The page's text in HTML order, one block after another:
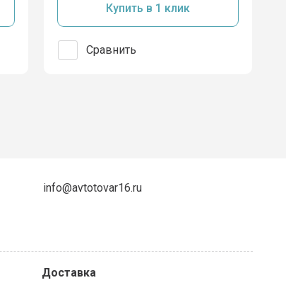
Купить в 1 клик
Сравнить
info@avtotovar16.ru
Доставка